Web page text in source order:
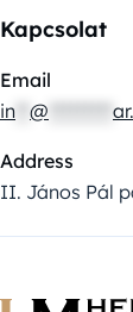
Kapcsolat
Email
in @
Address
II. János Pál